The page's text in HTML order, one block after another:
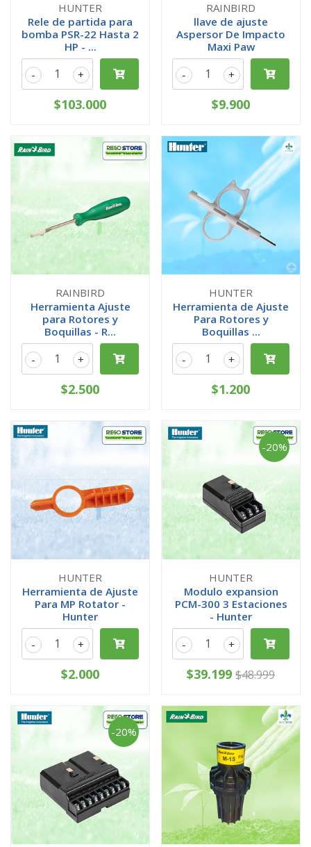
HUNTER
Rele de partida para
bomba PSR-22 Hasta 2
HP - ...
+
-
$103.000
RAINBIRD
llave de ajuste
Aspersor De Impacto
Maxi Paw
+
-
$9.900
RAINBIRD
Herramienta Ajuste
para Rotores y
Boquillas - R...
+
-
$2.500
HUNTER
Herramienta de Ajuste
Para Rotores y
Boquillas ...
+
-
$1.200
HUNTER
Herramienta de Ajuste
Para MP Rotator -
Hunter
+
-
$2.000
-20%
HUNTER
Modulo expansion
PCM-300 3 Estaciones
- Hunter
+
-
$39.199 $48.999
-20%